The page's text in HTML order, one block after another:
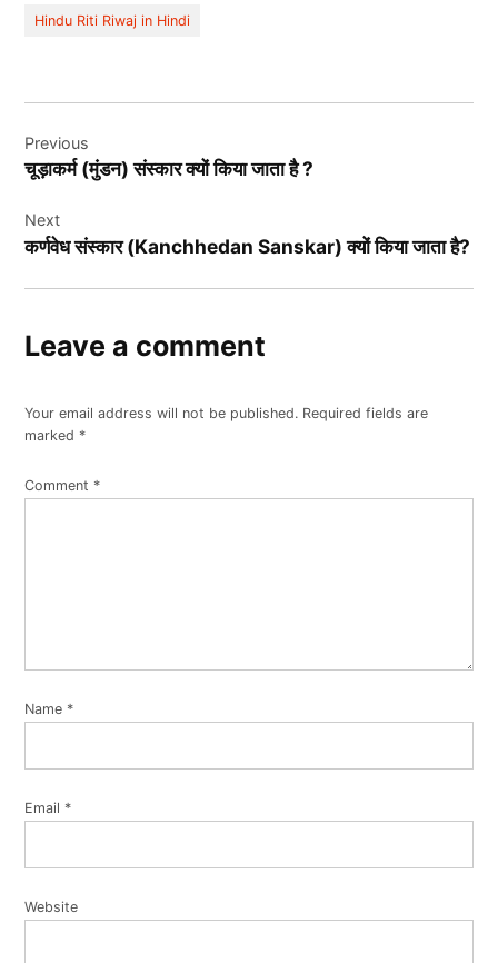
Hindu Riti Riwaj in Hindi
navigation
Previous
चूड़ाकर्म (मुंडन) संस्कार क्यों किया जाता है ?
Next
कर्णवेध संस्कार (Kanchhedan Sanskar) क्यों किया जाता है?
Leave a comment
Your email address will not be published. Required fields are
marked *
Comment *
Name *
Email *
Website